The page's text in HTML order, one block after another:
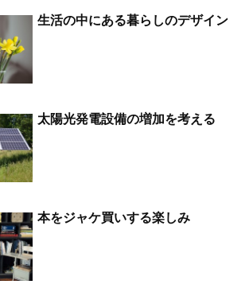
生活の中にある暮らしのデザイン
太陽光発電設備の増加を考える
本をジャケ買いする楽しみ